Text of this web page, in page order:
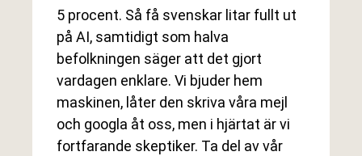
5 procent. Så få svenskar litar fullt ut
på AI, samtidigt som halva
befolkningen säger att det gjort
vardagen enklare. Vi bjuder hem
maskinen, låter den skriva våra mejl
och googla åt oss, men i hjärtat är vi
fortfarande skeptiker. Ta del av vår